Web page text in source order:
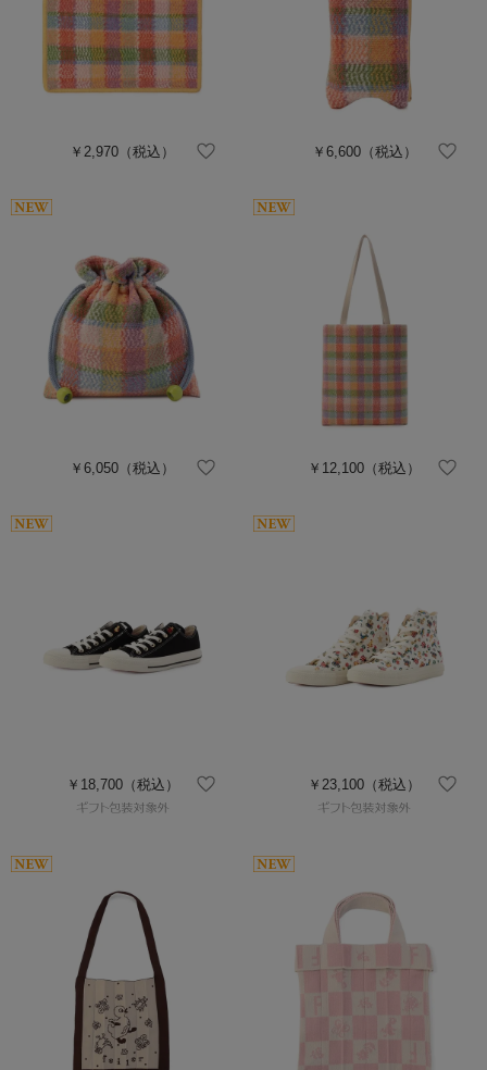
￥2,970 （税込） ￥6,600（税込）
￥6,050 （税込） ￥12,100 （税込）
￥18,700（税込） ￥23,100 （税込）